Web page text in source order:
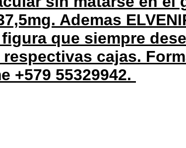
Ademas
que siempre
cajas.
+579 55329942.